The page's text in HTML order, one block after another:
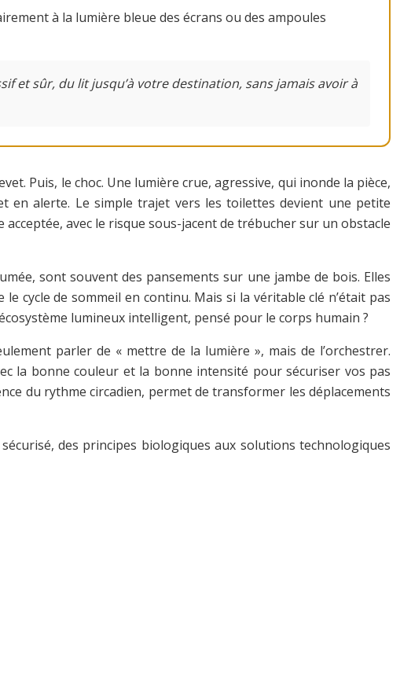
à la lumière bleue des écrans ou des ampoules
et sûr, du lit jusqu’à votre destination, sans jamais avoir à
Puis, le choc. Une lumière crue, agressive, qui inonde la pièce,
en alerte. Le simple trajet vers les toilettes devient une petite
avec le risque sous-jacent de trébucher sur un obstacle
sont souvent des pansements sur une jambe de bois. Elles
cycle de sommeil en continu. Mais si la véritable clé n’était pas
lumineux intelligent, pensé pour le corps humain ?
parler de « mettre de la lumière », mais de l’orchestrer.
la bonne couleur et la bonne intensité pour sécuriser vos pas
du rythme circadien, permet de transformer les déplacements
des principes biologiques aux solutions technologiques